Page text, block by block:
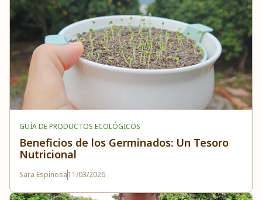
GUÍA DE PRODUCTOS ECOLÓGICOS
Beneficios de los Germinados: Un Tesoro
Nutricional
Sara Espinosa11/03/2026